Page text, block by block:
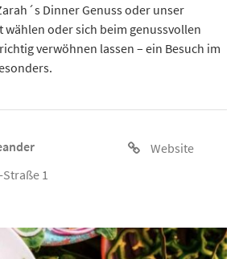
Dinner Genuss oder unser
wählen oder sich beim genussvollen
verwöhnen lassen – ein Besuch im
1
Website